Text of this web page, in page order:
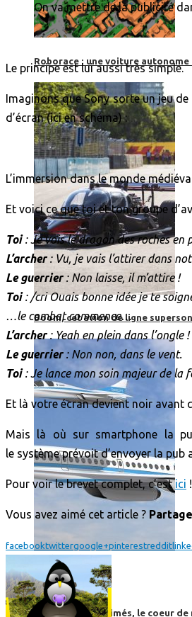
Roborace : une voiture autonome
Boom, cet avion de ligne
High-Tech
High-Tech
Les circuits imprimés, le coeur
On va mettre de la publicité
Le principe est lui aussi très simple.
Imaginons que Sony sorte un jeu
d’écran (ici en schéma) :
L’immersion dans le monde
Et voici ce que toi et ton groupe
Toi: Je vois le dragon des roches en
L’archer: Vu, je vais l’attirer dans
Le guerrier: Non laisse, il m’attire !
Toi: /cri Ouais bonne idée je te
…le combat commence…
L’archer: Yeah en plein dans l’ongle !
Le guerrier: Non non, dans le vent.
Toi: Je lance mon soin majeur de la
Et là votre écran devient noir avant
Mais là où sur smartphone la
le système prévoit d’envoyer la
Pour voir le brevet complet, c’estici !
Vous avez aimé cet article ?
facebooktwittergoogle+pinterestreddit